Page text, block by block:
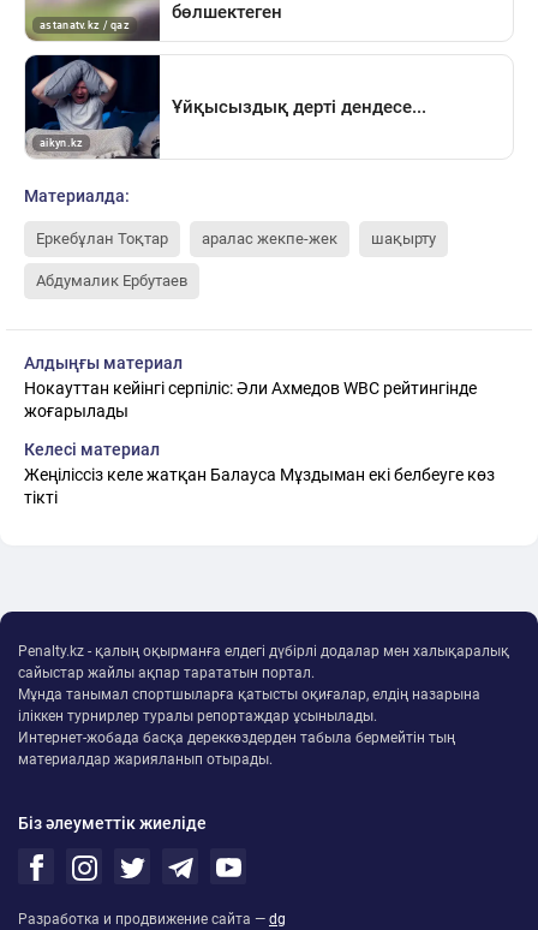
Материалда:
Еркебұлан Тоқтар аралас жекпе-жек шақырту
Абдумалик Ербутаев
Алдыңғы материал
Нокауттан кейінгі серпіліс: Әли Ахмедов WBC рейтингінде
жоғарылады
Келесі материал
Жеңіліссіз келе жатқан Балауса Мұздыман екі белбеуге көз
тікті
Penalty.kz - қалың оқырманға елдегі дүбірлі додалар мен халықаралық
сайыстар жайлы ақпар тарататын портал.
Мұнда танымал спортшыларға қатысты оқиғалар, елдің назарына
іліккен турнирлер туралы репортаждар ұсынылады.
Интернет-жобада басқа дереккөздерден табыла бермейтін тың
материалдар жарияланып отырады.
Біз әлеуметтік жиеліде
Разработка и продвижение сайта — dg